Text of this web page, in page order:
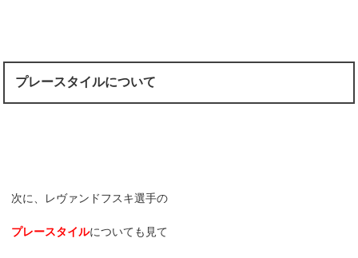
プレースタイルについて
次に、レヴァンドフスキ選手の
プレースタイルについても見て